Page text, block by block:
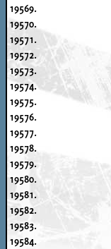
19569.
19570.
19571.
19572.
19573.
19574.
19575.
19576.
19577.
19578.
19579.
19580.
19581.
19582.
19583.
19584.